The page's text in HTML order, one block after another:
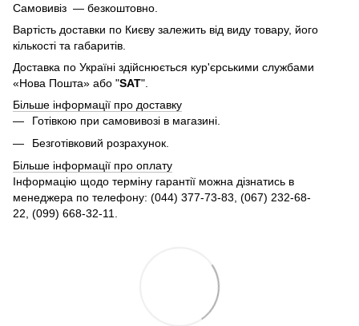
Самовивіз — безкоштовно.
Вартість доставки по Києву залежить від виду товару, його
кількості та габаритів.
Доставка по Україні здійснюється кур'єрськими службами
«Нова Пошта» або "SAT".
Більше інформації про доставку
Готівкою при самовивозі в магазині.
Безготівковий розрахунок.
Більше інформації про оплату
Інформацію щодо терміну гарантії можна дізнатись в
менеджера по телефону: (044) 377-73-83, (067) 232-68-
22, (099) 668-32-11.